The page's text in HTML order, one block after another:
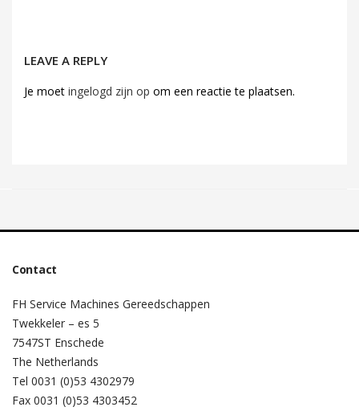
LEAVE A REPLY
Je moet ingelogd zijn op om een reactie te plaatsen.
Contact
FH Service Machines Gereedschappen
Twekkeler – es 5
7547ST Enschede
The Netherlands
Tel 0031 (0)53 4302979
Fax 0031 (0)53 4303452